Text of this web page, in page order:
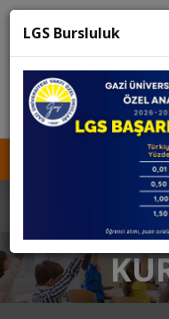
İŞ
LGS Bursluluk